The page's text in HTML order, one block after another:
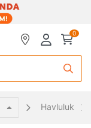
0
Havluluk